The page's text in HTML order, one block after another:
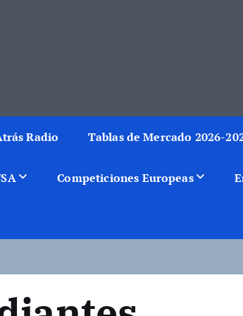
Radio Tablas de Mercado 2026-
Competiciones Europeas